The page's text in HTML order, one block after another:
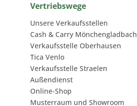
Vertriebswege
Unsere Verkaufsstellen
Cash & Carry Mönchengladbach
Verkaufsstelle Oberhausen
Tica Venlo
Verkaufsstelle Straelen
Außendienst
Online-Shop
Musterraum und Showroom